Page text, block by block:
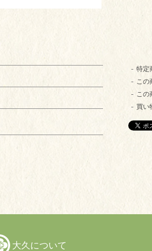
特定
この
この
買い
大久について